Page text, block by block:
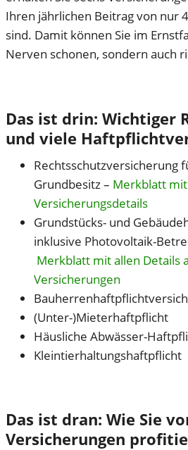
Ihren jährlichen Beitrag von nur
sind. Damit können Sie im
Nerven schonen, sondern auch
Das ist drin: Wichtiger
und viele
Rechtsschutzversicherung
Grundbesitz – Merkblatt
Versicherungsdetails
Grundstücks- und
inklusive Photovoltaik-
Merkblatt mit allen Details
Versicherungen
(Unter-)Mieterhaftpflicht
Häusliche Abwässer-
Kleintierhaltungshaftpflicht
Das ist dran: Wie Sie
Versicherungen